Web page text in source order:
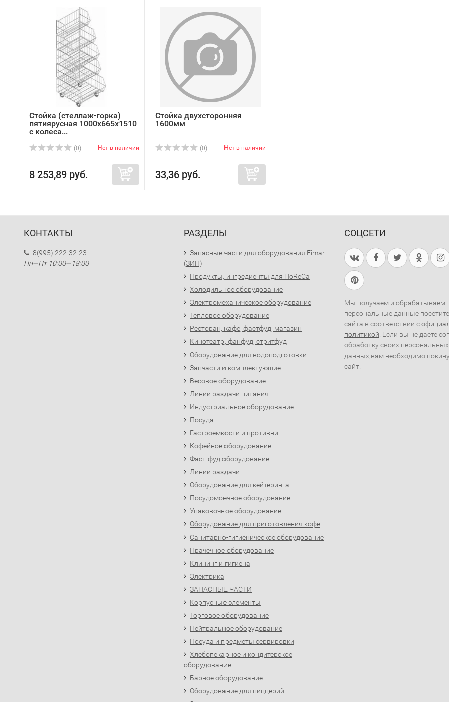
Стойка (стеллаж-горка)
пятиярусная 1000х665х1510
c колеса...
(0) Нет в наличии
8 253,89 руб.
Стойка двухсторонняя
1600мм
(0) Нет в наличии
33,36 руб.
КОНТАКТЫ
8(995) 222-32-23
Пн—Пт 10:00—18:00
РАЗДЕЛЫ
Запасные части для оборудования Fimar
(ЗИП)
Продукты, ингредиенты для HoReCa
Холодильное оборудование
Электромеханическое оборудование
Тепловое оборудование
Ресторан, кафе, фастфуд, магазин
Кинотеатр, фанфуд, стритфуд
Оборудование для водоподготовки
Запчасти и комплектующие
Весовое оборудование
Линии раздачи питания
Индустриальное оборудование
Посуда
Гастроемкости и противни
Кофейное оборудование
Фаст-фуд оборудование
Линии раздачи
Оборудование для кейтеринга
Посудомоечное оборудование
Упаковочное оборудование
Оборудование для приготовления кофе
Санитарно-гигиеническое оборудование
Прачечное оборудование
Клининг и гигиена
Электрика
ЗАПАСНЫЕ ЧАСТИ
Корпусные элементы
Торговое оборудование
Нейтральное оборудование
Посуда и предметы сервировки
Хлебопекарное и кондитерское
оборудование
Барное оборудование
Оборудование для пиццерий
СОЦСЕТИ
Мы получаем и обрабатываем
персональные данные
сайта в соответствии с
политикой . Если вы не даете
обработку своих персональных
данных,вам необходимо
сайт.